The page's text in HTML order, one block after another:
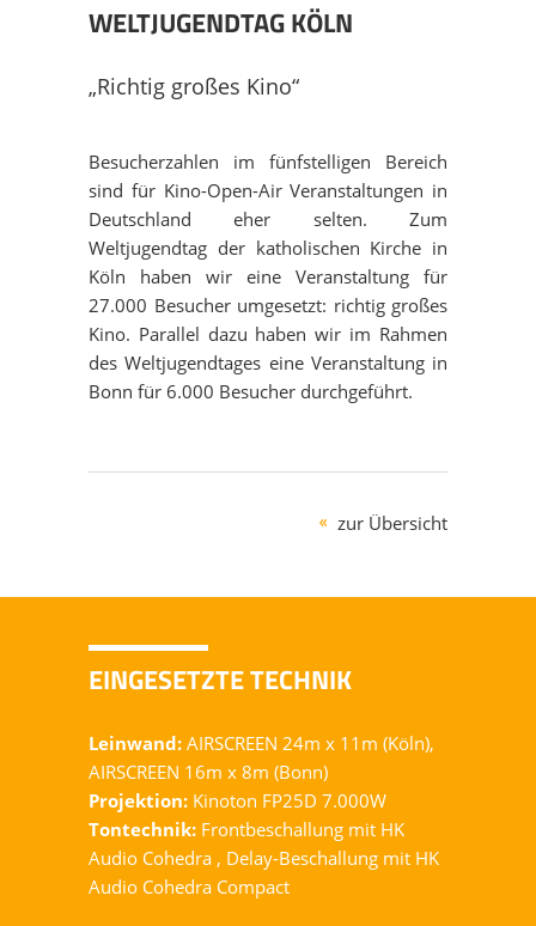
NACHHALTIGKEIT
STELLEN
FILMAUSWAHL
MEISTERLICH BERATEN
RUND-UM-SERVICE
EQUIPMENT
OPEN AIR KINO
INDOOR KINO
FILMMUSIK-KONZERTE
FILMPREMIEREN
STÜHLE & ZUBEHÖR
ÜBERSICHT
OPEN AIR KINO
AUTOKINO
INDOOR KINO
FILMMUSIK-KONZERTE
MEHRWERTE
KONTAKT
DATENSCHUTZ
DISCLAIMER
WELTJUGENDTAG KÖLN
„Richtig großes Kino“
Besucherzahlen im fünfstelligen Bereich
sind für Kino-Open-Air Veranstaltungen in
Deutschland eher selten. Zum
Weltjugendtag der katholischen Kirche in
Köln haben wir eine Veranstaltung für
27.000 Besucher umgesetzt: richtig großes
Kino. Parallel dazu haben wir im Rahmen
des Weltjugendtages eine Veranstaltung in
Bonn für 6.000 Besucher durchgeführt.
zur Übersicht
EINGESETZTE TECHNIK
Leinwand: AIRSCREEN 24m x 11m (Köln),
AIRSCREEN 16m x 8m (Bonn)
Projektion: Kinoton FP25D 7.000W
Tontechnik: Frontbeschallung mit HK
Audio Cohedra , Delay-Beschallung mit HK
Audio Cohedra Compact